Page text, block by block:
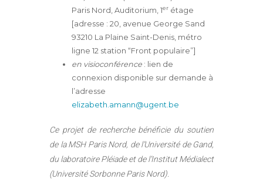
Paris Nord, Auditorium, 1er étage
[adresse : 20, avenue George Sand
93210 La Plaine Saint-Denis, métro
ligne 12 station “Front populaire”]
en visioconférence : lien de
connexion disponible sur demande à
l’adresse
elizabeth.amann@ugent.be
Ce projet de recherche bénéficie du soutien
de la MSH Paris Nord, de l’Université de Gand,
du laboratoire Pléiade et de l’Institut Médialect
(Université Sorbonne Paris Nord).